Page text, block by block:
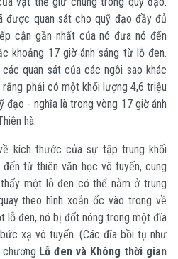
được quan sát cho quỹ đạo đầy đủ
cận gần nhất của nó đưa nó đến
khoảng 17 giờ ánh sáng từ lỗ đen.
quan sát của các ngôi sao khác
phải có một khối lượng 4,6 triệu
đạo - nghĩa là trong vòng 17 giờ ánh
hà.
kích thước của sự tập trung khối
từ thiên văn học vô tuyến, cung
một lỗ đen có thể nằm ở trung
theo hình xoắn ốc vào trong về
lỗ đen, nó bị đốt nóng trong một đĩa
xạ vô tuyến. (Các đĩa bồi tụ như
Lỗ đen và Không thời gian